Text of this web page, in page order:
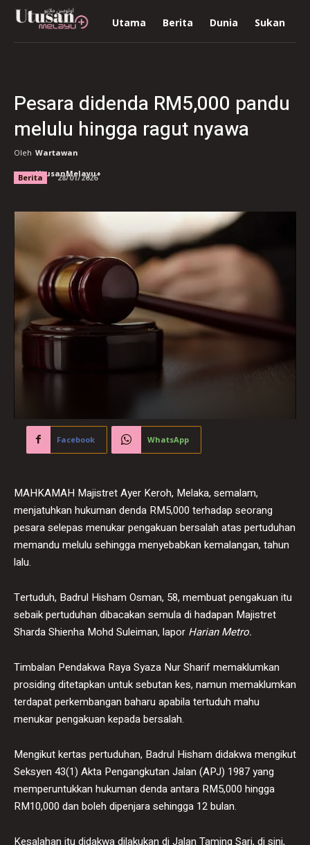
Utama Berita Dunia Sukan
Pesara didenda RM5,000 pandu
melulu hingga ragut nyawa
Oleh Wartawan
UtusanMelayu+
Berita 28/01/2026
Facebook WhatsApp
MAHKAMAH Majistret Ayer Keroh, Melaka, semalam,
menjatuhkan hukuman denda RM5,000 terhadap seorang
pesara selepas menukar pengakuan bersalah atas pertuduhan
memandu melulu sehingga menyebabkan kemalangan, tahun
lalu.
Tertuduh, Badrul Hisham Osman, 58, membuat pengakuan itu
sebaik pertuduhan dibacakan semula di hadapan Majistret
Sharda Shienha Mohd Suleiman, lapor Harian Metro.
Timbalan Pendakwa Raya Syaza Nur Sharif memaklumkan
prosiding ditetapkan untuk sebutan kes, namun memaklumkan
terdapat perkembangan baharu apabila tertuduh mahu
menukar pengakuan kepada bersalah.
Mengikut kertas pertuduhan, Badrul Hisham didakwa mengikut
Seksyen 43(1) Akta Pengangkutan Jalan (APJ) 1987 yang
memperuntukkan hukuman denda antara RM5,000 hingga
RM10,000 dan boleh dipenjara sehingga 12 bulan.
Kesalahan itu didakwa dilakukan di Jalan Taming Sari, di sini,